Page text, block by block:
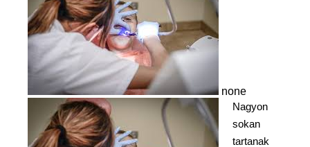
none
Nagyon
sokan
tartanak